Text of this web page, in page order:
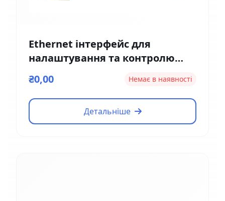
Ethernet інтерфейс для
налаштування та контролю
₴0,00 Немає в наявності
Детальніше